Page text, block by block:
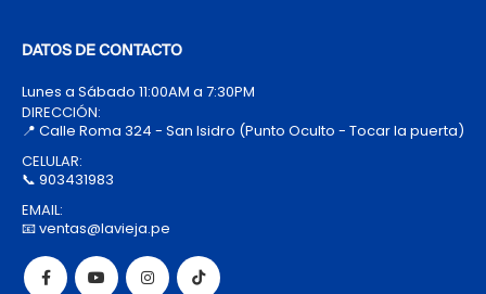
DATOS DE CONTACTO
Lunes a Sábado 11:00AM a 7:30PM
DIRECCIÓN:
📍 Calle Roma 324 - San Isidro (Punto Oculto - Tocar la puerta)
CELULAR:
📞 903431983
EMAIL:
📧 ventas@lavieja.pe